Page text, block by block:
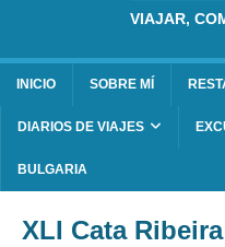
VIAJAR,
INICIO SOBRE MÍ
DIARIOS DE VIAJES
BULGARIA
XLI Cata